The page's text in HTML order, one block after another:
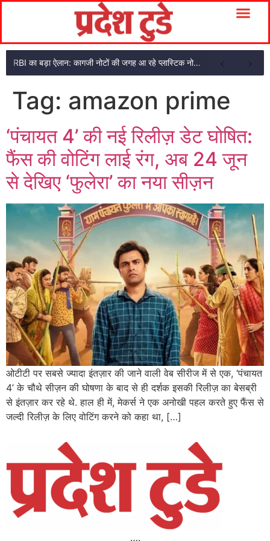
RBI का बड़ा ऐलान: कागजी नोटों की जगह आ रहे प्लास्टिक नोट, ₹10-₹20 के नोट बदल जाएंगे
Tag: amazon prime
‘पंचायत 4’ की नई रिलीज़ डेट घोषित:
फैंस की वोटिंग लाई रंग, अब 24 जून
से देखिए ‘फुलेरा’ का नया सीज़न
ओटीटी पर सबसे ज्यादा इंतज़ार की जाने वाली वेब सीरीज में से एक, ‘पंचायत
4’ के चौथे सीज़न की घोषणा के बाद से ही दर्शक इसकी रिलीज़ का बेसब्री
से इंतज़ार कर रहे थे. हाल ही में, मेकर्स ने एक अनोखी पहल करते हुए फैंस से
जल्दी रिलीज़ के लिए वोटिंग करने को कहा था, […]
….